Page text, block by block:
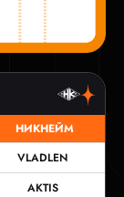
НИКНЕЙМ
VLADLEN
AKTIS